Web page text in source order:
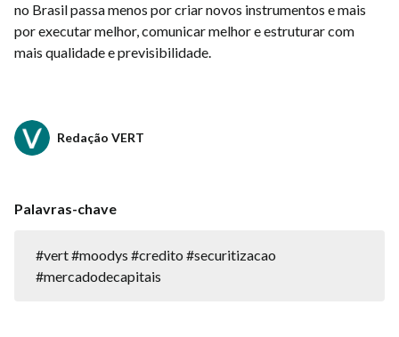
no Brasil passa menos por criar novos instrumentos e mais
por executar melhor, comunicar melhor e estruturar com
mais qualidade e previsibilidade.
Redação VERT
Palavras-chave
#vert #moodys #credito #securitizacao
#mercadodecapitais